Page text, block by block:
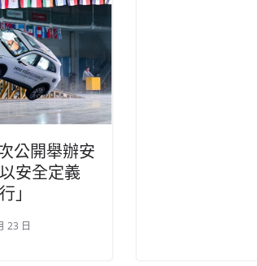
公開舉辦安
安全定義
」
23 日